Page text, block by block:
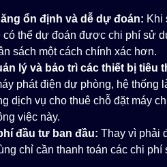
ổn định và dễ dự đoán: Khi
thể dự đoán được chi phí sử
sách một cách chính xác hơn.
lý và bảo trì các thiết bị tiêu
phát điện dự phòng, hệ
dịch vụ cho thuê chỗ đặt máy
việc này.
đầu tư ban đầu: Thay vì phải
chỉ cần thanh toán các chi